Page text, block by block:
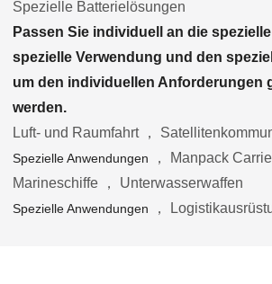
Spezielle Batterielösungen
Passen Sie individuell an die
spezielle Verwendung und den
um den individuellen Anforderungen
werden.
Luft- und Raumfahrt ，
Spezielle Anwendungen ， Manpack
Marineschiffe ， Unterwasserwaffen
Spezielle Anwendungen ，